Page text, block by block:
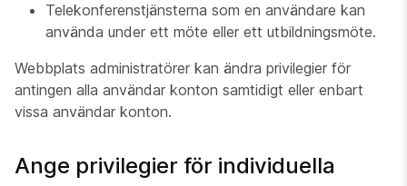
Telekonferenstjänsterna som en användare kan
använda under ett möte eller ett utbildningsmöte.
Webbplats administratörer kan ändra privilegier för
antingen alla användar konton samtidigt eller enbart
vissa användar konton.
Ange privilegier för individuella